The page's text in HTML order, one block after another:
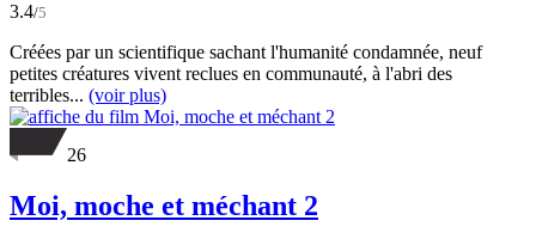
3.4/5
Créées par un scientifique sachant l'humanité condamnée, neuf
petites créatures vivent reclues en communauté, à l'abri des
terribles... (voir plus)
26
Moi, moche et méchant 2